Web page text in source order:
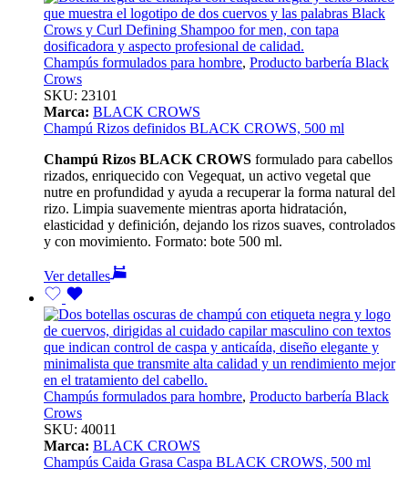
Champús formulados para hombre, Producto barbería Black
Crows
SKU: 23101
Marca: BLACK CROWS
Champú Rizos definidos BLACK CROWS, 500 ml
Champú Rizos BLACK CROWS formulado para cabellos
rizados, enriquecido con Vegequat, un activo vegetal que
nutre en profundidad y ayuda a recuperar la forma natural del
rizo. Limpia suavemente mientras aporta hidratación,
elasticidad y definición, dejando los rizos suaves, controlados
y con movimiento. Formato: bote 500 ml.
Ver detalles
Champús formulados para hombre, Producto barbería Black
Crows
SKU: 40011
Marca: BLACK CROWS
Champús Caida Grasa Caspa BLACK CROWS, 500 ml